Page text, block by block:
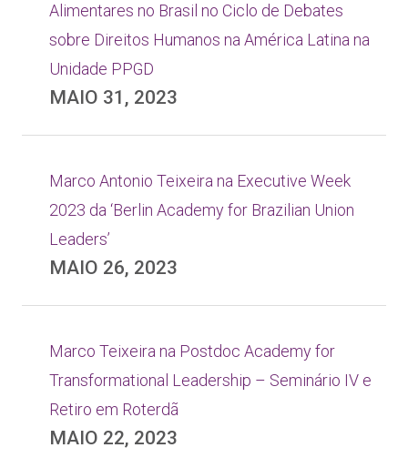
Alimentares no Brasil no Ciclo de Debates
sobre Direitos Humanos na América Latina na
Unidade PPGD
MAIO 31, 2023
Marco Antonio Teixeira na Executive Week
2023 da ‘Berlin Academy for Brazilian Union
Leaders’
MAIO 26, 2023
Marco Teixeira na Postdoc Academy for
Transformational Leadership – Seminário IV e
Retiro em Roterdã
MAIO 22, 2023